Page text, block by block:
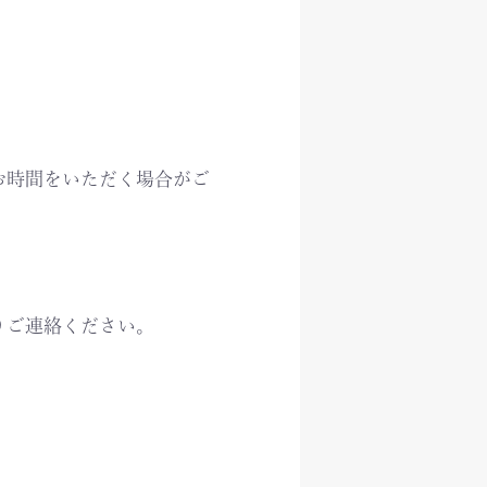
間をいただく場合がご
ご連絡ください。